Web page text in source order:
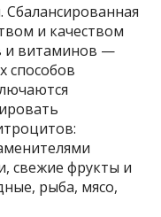
и качеством
и витаминов —
способов
свежие фрукты и
рыба, мясо,